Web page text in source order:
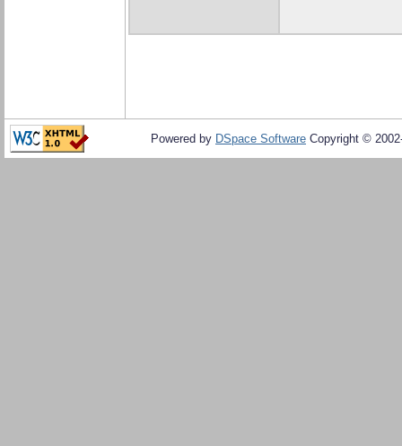
Powered by DSpace Software Copyright ©